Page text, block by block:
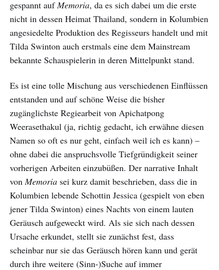
gespannt auf Memoria, da es sich dabei um die erste
nicht in dessen Heimat Thailand, sondern in Kolumbien
angesiedelte Produktion des Regisseurs handelt und mit
Tilda Swinton auch erstmals eine dem Mainstream
bekannte Schauspielerin in deren Mittelpunkt stand.
Es ist eine tolle Mischung aus verschiedenen Einflüssen
entstanden und auf schöne Weise die bisher
zugänglichste Regiearbeit von Apichatpong
Weerasethakul (ja, richtig gedacht, ich erwähne diesen
Namen so oft es nur geht, einfach weil ich es kann) –
ohne dabei die anspruchsvolle Tiefgründigkeit seiner
vorherigen Arbeiten einzubüßen. Der narrative Inhalt
von Memoria sei kurz damit beschrieben, dass die in
Kolumbien lebende Schottin Jessica (gespielt von eben
jener Tilda Swinton) eines Nachts von einem lauten
Geräusch aufgeweckt wird. Als sie sich nach dessen
Ursache erkundet, stellt sie zunächst fest, dass
scheinbar nur sie das Geräusch hören kann und gerät
durch ihre weitere (Sinn-)Suche auf immer